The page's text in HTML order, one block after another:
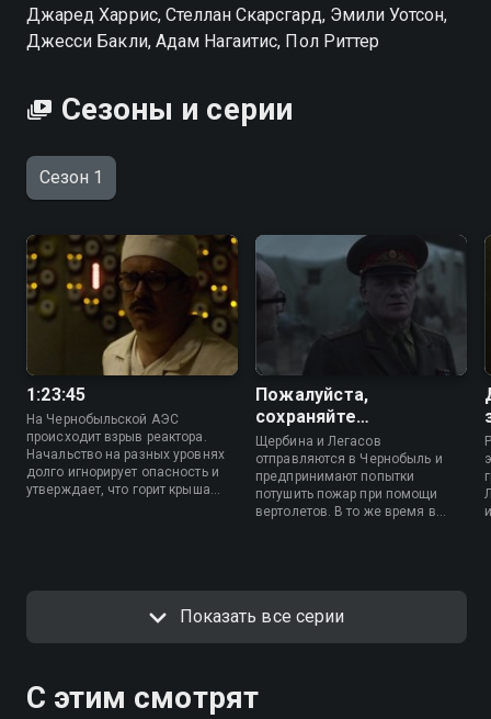
Джаред Харрис, Стеллан Скарсгард, Эмили Уотсон,
Джесси Бакли, Адам Нагаитис, Пол Риттер
Сезоны и серии
Сезон 1
1:23:45
На Чернобыльской АЭС
происходит взрыв реактора.
Начальство на разных уровнях
долго игнорирует опасность и
утверждает, что горит крыша
Комиссию по ликвидации
аварии во главе с Борисом
химик Валерий Легасов.
Пожалуйста,
сохраняйте
спокойствие
Щербина и Легасов
отправляются в Чернобыль и
предпринимают попытки
потушить пожар при помощи
вертолетов. В то же время в
реактором. Это может привести
Показать все серии
С этим смотрят